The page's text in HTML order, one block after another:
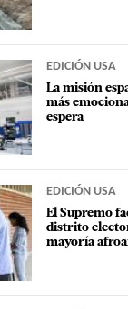
EDICIÓN USA
La misión
más
espera
EDICIÓN USA
El Supremo
distrito
mayoría